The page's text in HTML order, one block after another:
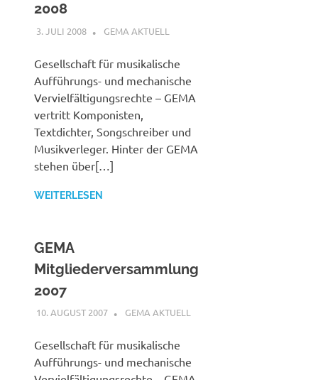
2008
3. JULI 2008 STEFANBRAUN
GEMA AKTUELL
Gesellschaft für musikalische
Aufführungs- und mechanische
Vervielfältigungsrechte – GEMA
vertritt Komponisten,
Textdichter, Songschreiber und
Musikverleger. Hinter der GEMA
stehen über[…]
WEITERLESEN
GEMA
Mitgliederversammlung
2007
10. AUGUST 2007 STEFANBRAUN
GEMA AKTUELL
Gesellschaft für musikalische
Aufführungs- und mechanische